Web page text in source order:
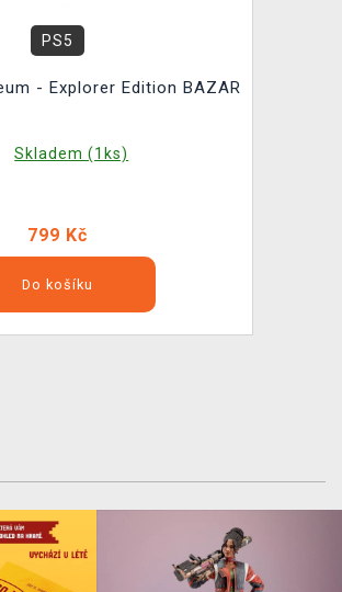
PS5
- Explorer Edition BAZAR
Skladem (1ks)
799 Kč
Do košíku